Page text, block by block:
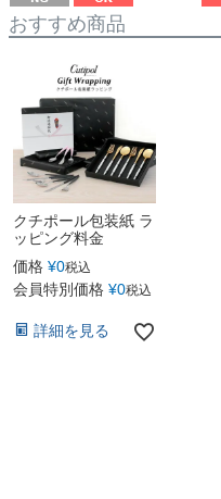
おすすめ商品
クチポール包装紙 ラ
ッピング料金
価格 ¥0税込
会員特別価格 ¥0税込
詳細を見る